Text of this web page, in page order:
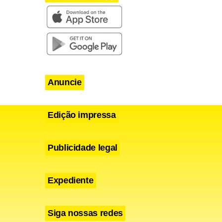
fatos nem
ocorre
logístico
de testes
feita
Anuncie
Edição impressa
Publicidade legal
Expediente
Siga nossas redes